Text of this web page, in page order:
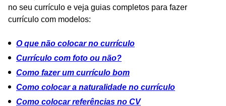
no seu currículo e veja guias completos para fazer
currículo com modelos:
O que não colocar no currículo
Currículo com foto ou não?
Como fazer um currículo bom
Como colocar a naturalidade no currículo
Como colocar referências no CV